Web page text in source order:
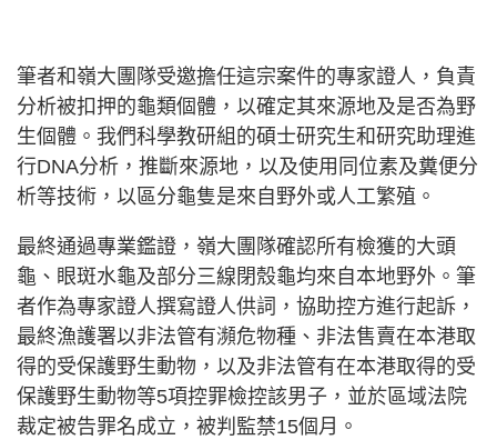
筆者和嶺大團隊受邀擔任這宗案件的專家證人，負責
分析被扣押的龜類個體，以確定其來源地及是否為野
生個體。我們科學教研組的碩士研究生和研究助理進
行DNA分析，推斷來源地，以及使用同位素及糞便分
析等技術，以區分龜隻是來自野外或人工繁殖。
最終通過專業鑑證，嶺大團隊確認所有檢獲的大頭
龜、眼斑水龜及部分三線閉殼龜均來自本地野外。筆
者作為專家證人撰寫證人供詞，協助控方進行起訴，
最終漁護署以非法管有瀕危物種、非法售賣在本港取
得的受保護野生動物，以及非法管有在本港取得的受
保護野生動物等5項控罪檢控該男子，並於區域法院
裁定被告罪名成立，被判監禁15個月。